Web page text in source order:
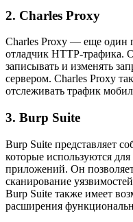
2. Charles Proxy
Charles Proxy — еще один
отладчик HTTP-трафика.
записывать и изменять
сервером. Charles Proxy
отслеживать трафик
3. Burp Suite
Burp Suite представляет
которые используются
приложений. Он
сканирование
Burp Suite также имеет
расширения